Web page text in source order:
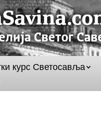
курс Светосавља